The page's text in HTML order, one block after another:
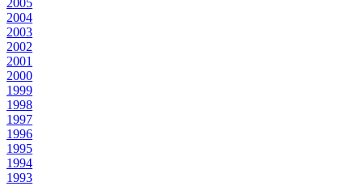
2005
2004
2003
2002
2001
2000
1999
1998
1997
1996
1995
1994
1993